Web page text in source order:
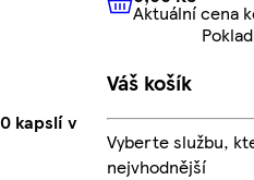
kapslí v
0,00 Kč
Aktuální cena
Váš košík
Vyberte službu,
nejvhodnější